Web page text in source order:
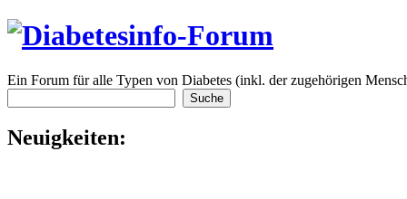
Ein Forum für alle Typen von Diabetes (inkl. der zugehörigen
Neuigkeiten: